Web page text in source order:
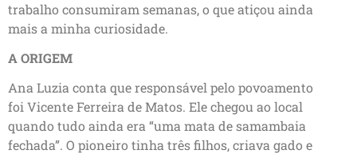
trabalho consumiram semanas, o que atiçou ainda
mais a minha curiosidade.
A ORIGEM
Ana Luzia conta que responsável pelo povoamento
foi Vicente Ferreira de Matos. Ele chegou ao local
quando tudo ainda era “uma mata de samambaia
fechada”. O pioneiro tinha três filhos, criava gado e